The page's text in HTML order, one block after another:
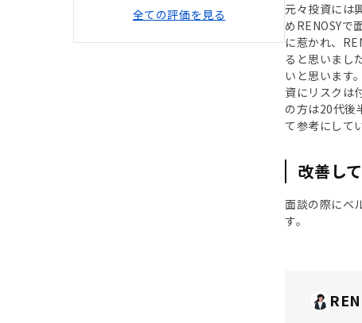
全ての評価を見る
元々投資には
めRENOSYで
に惹かれ、
ると思いまし
いと思います
資にリスクは
の方は20代後
て参考にして
改善し
面談の際にベ
す。